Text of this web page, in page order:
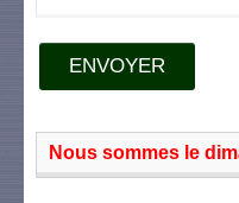
ENVOYER
Nous sommes le